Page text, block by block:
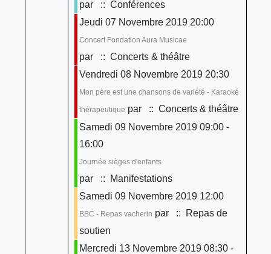
par
:: Conférences
Jeudi 07 Novembre 2019 20:00
Concert Fondation Aura Musicae
par
:: Concerts & théâtre
Vendredi 08 Novembre 2019 20:30
Mon père est une chansons de variété - Karaoké
thérapeutique par
:: Concerts & théâtre
Samedi 09 Novembre 2019 09:00 -
16:00
Journée sièges d'enfants
par
:: Manifestations
Samedi 09 Novembre 2019 12:00
BBC - Repas vacherin par
:: Repas de
soutien
Mercredi 13 Novembre 2019 08:30 -